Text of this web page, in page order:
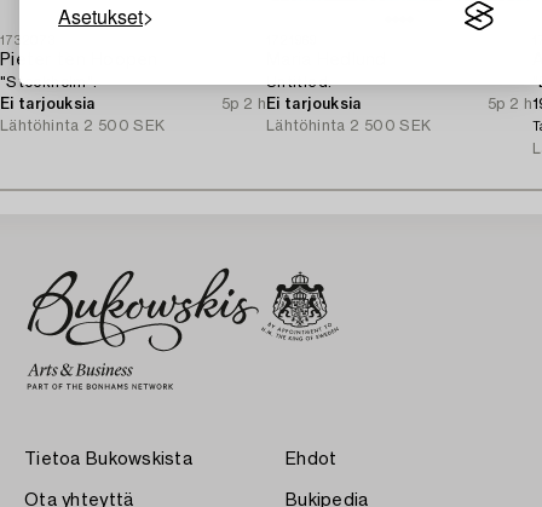
Asetukset
1732073
Pieter ten Hoopen
"Stockholm".
Ei tarjouksia
5p 2 h
Lähtöhinta 2 500 SEK
Untitled.
Ei tarjouksia
5p 2 h
Lähtöhinta 2 500 SEK
Tietoa Bukowskista
Ota yhteyttä
Ehdot
Bukipedia